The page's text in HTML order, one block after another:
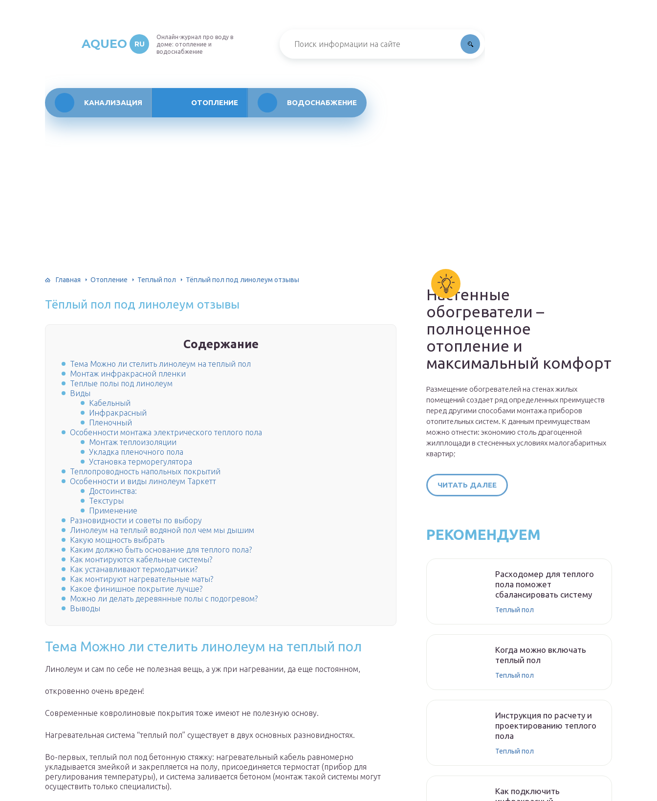
AQUEO RU
Онлайн-журнал про воду в
доме: отопление и
водоснабжение
КАНАЛИЗАЦИЯ ОТОПЛЕНИЕ ВОДОСНАБЖЕНИЕ
Главная Отопление Теплый пол Тёплый пол под линолеум отзывы
Тёплый пол под линолеум отзывы
Содержание
Тема Можно ли стелить линолеум на теплый пол
Монтаж инфракрасной пленки
Теплые полы под линолеум
Виды
Кабельный
Инфракрасный
Пленочный
Особенности монтажа электрического теплого пола
Монтаж теплоизоляции
Укладка пленочного пола
Установка терморегулятора
Теплопроводность напольных покрытий
Особенности и виды линолеум Таркетт
Достоинства:
Текстуры
Применение
Разновидности и советы по выбору
Линолеум на теплый водяной пол чем мы дышим
Какую мощность выбрать
Каким должно быть основание для теплого пола?
Как монтируются кабельные системы?
Как устанавливают термодатчики?
Как монтируют нагревательные маты?
Какое финишное покрытие лучше?
Можно ли делать деревянные полы с подогревом?
Выводы
Тема Можно ли стелить линолеум на теплый пол
Линолеум и сам по себе не полезная вещь, а уж при нагревании, да еще постоянном,
откровенно очень вреден!
Современные ковролиновые покрытия тоже имеют не полезную основу.
Нагревательная система “теплый пол” существует в двух основных разновидностях.
Во-первых, теплый пол под бетонную стяжку: нагревательный кабель равномерно
укладывается змейкой и закрепляется на полу, присоединяется термостат (прибор для
регулирования температуры), и система заливается бетоном (монтаж такой системы могут
осуществить только специалисты).
Настенные
обогреватели –
полноценное
отопление и
максимальный комфорт
Размещение обогревателей на стенах жилых
помещений создает ряд определенных преимуществ
перед другими способами монтажа приборов
отопительных систем. К данным преимуществам
можно отнести: экономию столь драгоценной
жилплощади в стесненных условиях малогабаритных
квартир;
ЧИТАТЬ ДАЛЕЕ
РЕКОМЕНДУЕМ
Расходомер для теплого
пола поможет
сбалансировать систему
Теплый пол
Когда можно включать
теплый пол
Теплый пол
Инструкция по расчету и
проектированию теплого
пола
Теплый пол
Как подключить